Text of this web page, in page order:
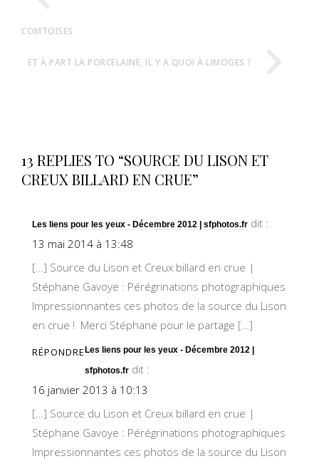
COMTOISES
ET À PART LA PORCELAINE, IL Y A QUOI À LIMOGES ?
13 REPLIES TO “SOURCE DU LISON ET
CREUX BILLARD EN CRUE”
Les liens pour les yeux - Décembre 2012 | sfphotos.fr dit :
13 mai 2014 à 13:48
[…] Source du Lison et Creux billard en crue |
Stéphane Gavoye : Pérégrinations photographiques
Impressionnantes ces photos de la source du Lison
en crue ! Merci Stéphane pour le partage […]
RÉPONDRE Les liens pour les yeux - Décembre 2012 |
sfphotos.fr dit :
16 janvier 2013 à 10:13
[…] Source du Lison et Creux billard en crue |
Stéphane Gavoye : Pérégrinations photographiques
Impressionnantes ces photos de la source du Lison